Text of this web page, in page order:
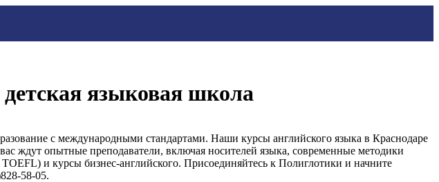
языковая школа
с международными стандартами. Наши курсы английского языка в Краснодаре
ждут опытные преподаватели, включая носителей языка, современные методики
и курсы бизнес-английского. Присоединяйтесь к Полиглотики и начните
58-05.